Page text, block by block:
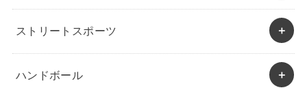
ストリートスポーツ
ハンドボール